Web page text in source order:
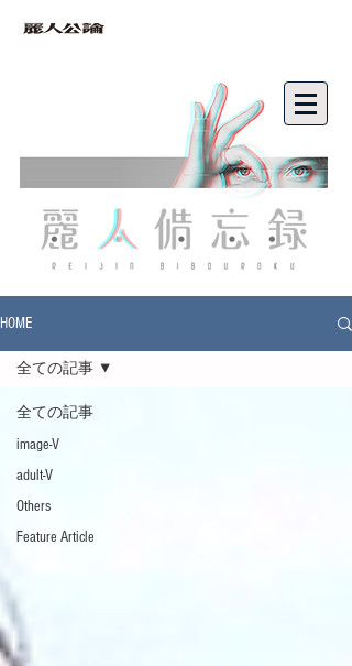
HOME
全ての記事
image-V
adult-V
Others
Feature Article
全ての記事